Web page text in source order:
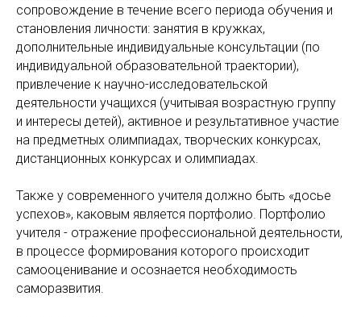
сопровождение в течение всего периода обучения и
становления личности: занятия в кружках,
дополнительные индивидуальные консультации (по
индивидуальной образовательной траектории),
привлечение к научно-исследовательской
деятельности учащихся (учитывая возрастную группу
и интересы детей), активное и результативное участие
на предметных олимпиадах, творческих конкурсах,
дистанционных конкурсах и олимпиадах.
Также у современного учителя должно быть «досье
успехов», каковым является портфолио. Портфолио
учителя - отражение профессиональной деятельности,
в процессе формирования которого происходит
самооценивание и осознается необходимость
саморазвития.